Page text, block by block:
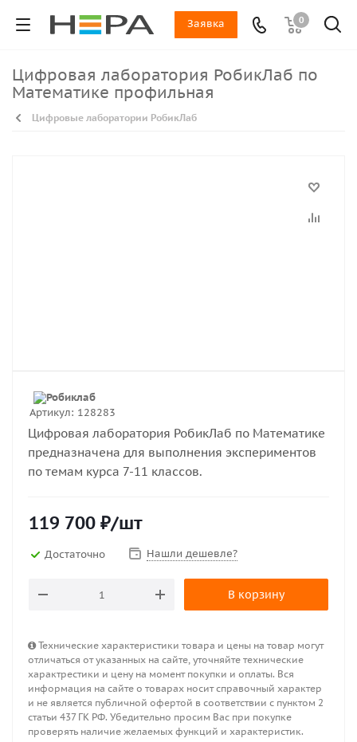
0
Заявка
Цифровая лаборатория РобикЛаб по
Математике профильная
Цифровые лаборатории РобикЛаб
Артикул: 128283
Цифровая лаборатория РобикЛаб по Математике
предназначена для выполнения экспериментов
по темам курса 7-11 классов.
119 700 ₽/шт
Достаточно Нашли дешевле?
В корзину
Технические характеристики товара и цены на товар могут
отличаться от указанных на сайте, уточняйте технические
характрестики и цену на момент покупки и оплаты. Вся
информация на сайте о товарах носит справочный характер
и не является публичной офертой в соответствии с пунктом 2
статьи 437 ГК РФ. Убедительно просим Вас при покупке
проверять наличие желаемых функций и характеристик.